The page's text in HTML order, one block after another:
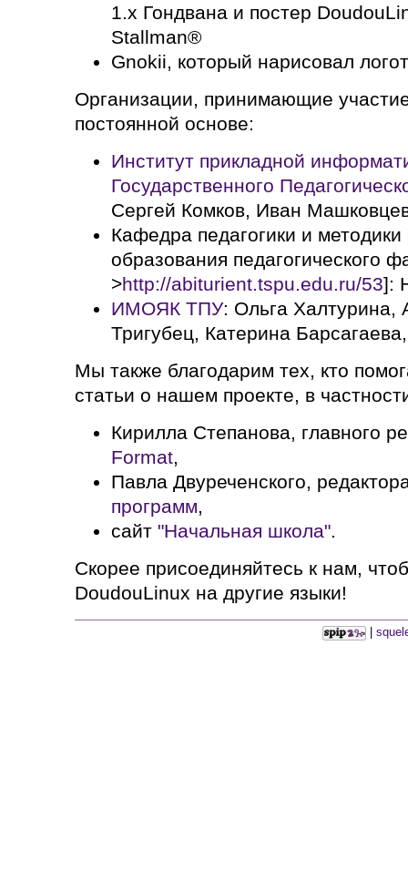
1.x Гондвана и постер
Stallman®
Gnokii, который нарисовал
Организации, принимающие
постоянной основе:
Инcтитут прикладной
Государственного
Сергей Комков, Иван
Кафедра педагогики и методики
образования педагогического
>http://abiturient.tspu.edu.ru/53]:
ИМОЯК ТПУ: Ольга Халтурина,
Тригубец, Катерина
Мы также благодарим тех, кто
статьи о нашем проекте, в
Кирилла Степанова, главного
Format,
Павла Двуреченского,
программ,
сайт "Начальная школа".
Скорее присоединяйтесь к нам,
DoudouLinux на другие языки!